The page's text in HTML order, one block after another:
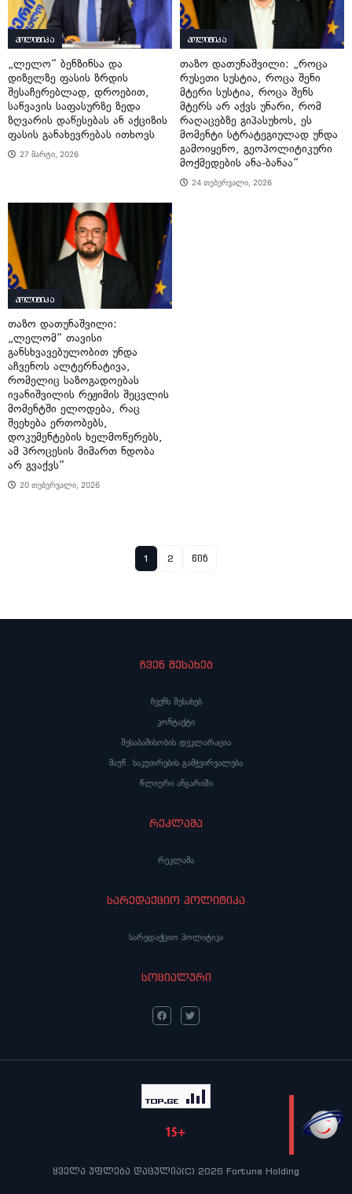
LIVE
პოლიტიკა
„ლელო“ ბენზინსა და
დიზელზე ფასის ზრდის
შესაჩერებლად, დროებით,
საწვავის საფასურზე ზედა
ზღვარის დაწესებას ან აქციზის
ფასის განახევრებას ითხოვს
27 მარტი, 2026
პოლიტიკა
თაზო დათუნაშვილი: „როცა
რუსეთი სუსტია, როცა შენი
მტერი სუსტია, როცა შენს
მტერს არ აქვს უნარი, რომ
რაღაცებზე გიპასუხოს, ეს
მომენტი სტრატეგიულად უნდა
გამოიყენო, გეოპოლიტიკური
მოქმედების ანა-ბანაა“
24 თებერვალი, 2026
პოლიტიკა
თაზო დათუნაშვილი:
„ლელომ“ თავისი
განსხვავებულობით უნდა
აჩვენოს ალტერნატივა,
რომელიც საზოგადოებას
ივანიშვილის რეჟიმის შეცვლის
მომენტში ელოდება, რაც
შეეხება ერთობებს,
დოკუმენტების ხელმოწერებს,
ამ პროცესის მიმართ ნდობა
არ გვაქვს“
20 თებერვალი, 2026
1 2 წინ
ჩვენ შესახებ
ჩვენს შესახებ
კონტაქტი
შესაბამისობის დეკლარაცია
მაუწ. საკუთრების გამჭვირვალება
წლიური ანგარიში
რეკლამა
რეკლამა
სარედაქციო პოლიტიკა
სარედაქციო პოლიტიკა
სოციალური
ყველა უფლება დაცულია(C) 2026 Fortuna Holding